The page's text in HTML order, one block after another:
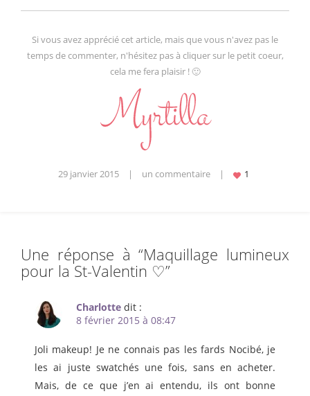
Si vous avez apprécié cet article, mais que vous n'avez pas le
temps de commenter, n'hésitez pas à cliquer sur le petit coeur,
cela me fera plaisir ! 🙂
29 janvier 2015 | un commentaire |
Une réponse à “Maquillage lumineux
pour la St-Valentin ♡”
Charlotte dit :
8 février 2015 à 08:47
Joli makeup! Je ne connais pas les fards Nocibé, je
les ai juste swatchés une fois, sans en acheter.
Mais, de ce que j’en ai entendu, ils ont bonne